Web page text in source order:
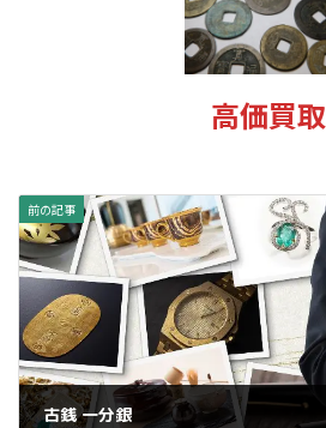
時
:
高価買取
前の記事
古銭 一分銀